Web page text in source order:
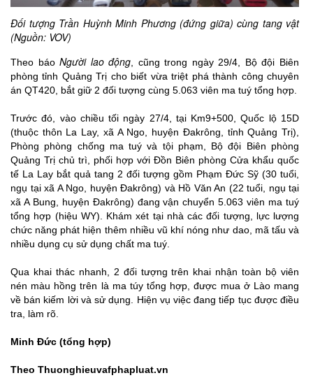
Đối tượng Trần Huỳnh Minh Phương (đứng giữa) cùng tang vật
(Nguồn: VOV)
Theo báoNgười lao động , cũng trong ngày 29/4, Bộ đội Biên
phòng tỉnh Quảng Trị cho biết vừa triệt phá thành công chuyên
án QT420, bắt giữ 2 đối tượng cùng 5.063 viên ma tuý tổng hợp.
Trước đó, vào chiều tối ngày 27/4, tại Km9+500, Quốc lộ 15D
(thuộc thôn La Lay, xã A Ngo, huyện Đakrông, tỉnh Quảng Trị),
Phòng phòng chống ma tuý và tội phạm, Bộ đội Biên phòng
Quảng Trị chủ trì, phối hợp với Đồn Biên phòng Cửa khẩu quốc
tế La Lay bắt quả tang 2 đối tượng gồm Phạm Đức Sỹ (30 tuổi,
ngụ tại xã A Ngo, huyện Đakrông) và Hồ Văn An (22 tuổi, ngụ tại
xã A Bung, huyện Đakrông) đang vận chuyển 5.063 viên ma tuý
tổng hợp (hiệu WY). Khám xét tại nhà các đối tượng, lực lượng
chức năng phát hiện thêm nhiều vũ khí nóng như dao, mã tấu và
nhiều dụng cụ sử dụng chất ma tuý.
Qua khai thác nhanh, 2 đối tượng trên khai nhận toàn bộ viên
nén màu hồng trên là ma túy tổng hợp, được mua ở Lào mang
về bán kiếm lời và sử dụng. Hiện vụ việc đang tiếp tục được điều
tra, làm rõ.
Minh Đức (tổng hợp)
Theo Thuonghieuvafphapluat.vn